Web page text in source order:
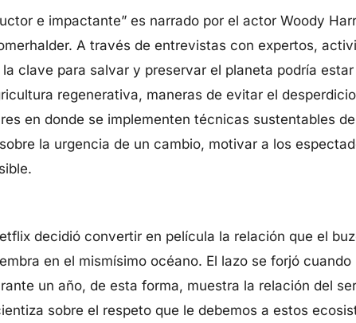
e impactante” es narrado por el actor Woody
A través de entrevistas con expertos,
clave para salvar y preservar el planeta podría estar
regenerativa, maneras de evitar el
en donde se implementen técnicas sustentables
la urgencia de un cambio, motivar a los
decidió convertir en película la relación que el
en el mismísimo océano. El lazo se forjó cuando
un año, de esta forma, muestra la relación del
sobre el respeto que le debemos a estos